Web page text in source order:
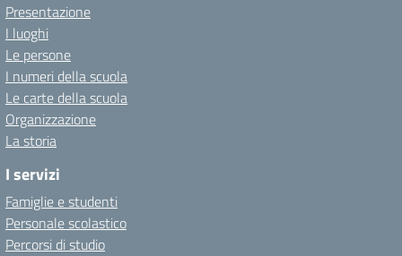
Presentazione
I luoghi
Le persone
I numeri della scuola
Le carte della scuola
Organizzazione
La storia
I servizi
Famiglie e studenti
Personale scolastico
Percorsi di studio